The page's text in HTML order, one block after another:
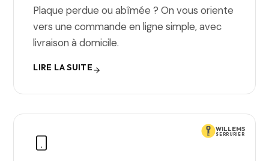
Plaque perdue ou abîmée ? On vous oriente
vers une commande en ligne simple, avec
livraison à domicile.
LIRE LA SUITE
WILLEMS
SERRURIER